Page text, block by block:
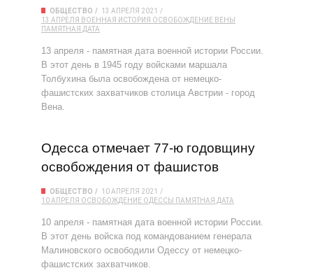
ОБЩЕСТВО
13 АПРЕЛЯ 2021
13 АПРЕЛЯ ВОЕННАЯ ИСТОРИЯ ОСВОБОЖДЕНИЕ ВЕНЫ
ПАМЯТНАЯ ДАТА
13 апреля - памятная дата военной истории России.
В этот день в 1945 году войсками маршала
Толбухина была освобождена от немецко-
фашистских захватчиков столица Австрии - город
Вена.
Одесса отмечает 77-ю годовщину
освобождения от фашистов
ОБЩЕСТВО
10 АПРЕЛЯ 2021
10 АПРЕЛЯ ОСВОБОЖДЕНИЕ ОДЕССЫ ПАМЯТНАЯ ДАТА
10 апреля - памятная дата военной истории России.
В этот день войска под командованием генерала
Малиновского освободили Одессу от немецко-
фашистских захватчиков.